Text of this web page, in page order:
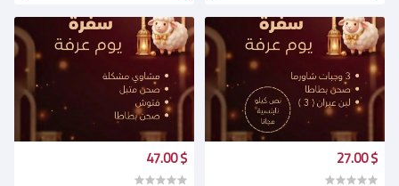
$ 27.00
$ 47.00